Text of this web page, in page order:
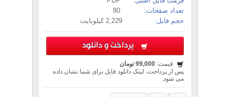
تعداد صفحات:
حجم فایل:
2,229 کیلوبایت
پرداخت و دانلود
قیمت: 99,000 تومان
پس از پرداخت، لینک دانلود فایل برای شما نشان داده
می شود.